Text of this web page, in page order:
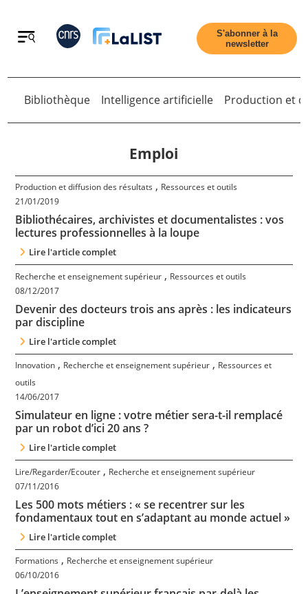
Retour
Accueil
Tous les articles
Qui sommes nous ?
Contact
Nous suivre
S'abonner à la
newsletter
Retour
Bibliothèque Intelligence artificielle Production et
Emploi
Production et diffusion des résultats , Ressources et outils
21/01/2019
Bibliothécaires, archivistes et documentalistes : vos
lectures professionnelles à la loupe
Lire l'article complet
Recherche et enseignement supérieur , Ressources et outils
08/12/2017
Devenir des docteurs trois ans après : les indicateurs
par discipline
Lire l'article complet
Innovation , Recherche et enseignement supérieur , Ressources et
outils
14/06/2017
Simulateur en ligne : votre métier sera-t-il remplacé
par un robot d’ici 20 ans ?
Lire l'article complet
Lire/Regarder/Ecouter , Recherche et enseignement supérieur
07/11/2016
Les 500 mots métiers : « se recentrer sur les
fondamentaux tout en s’adaptant au monde actuel »
Lire l'article complet
Formations , Recherche et enseignement supérieur
06/10/2016